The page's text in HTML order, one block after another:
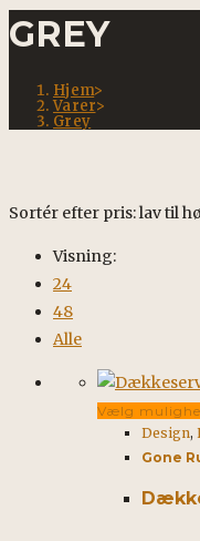
GREY
Hjem>
Varer>
Grey
Sortér efter pris: lav til
Visning:
24
48
Alle
Vælg
Design,
Gone